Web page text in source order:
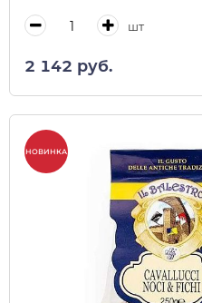
шт
2 142 руб.
НОВИНКА